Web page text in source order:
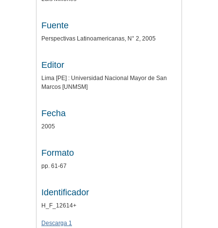
Fuente
Perspectivas Latinoamericanas, N° 2, 2005
Editor
Lima [PE] : Universidad Nacional Mayor de San
Marcos [UNMSM]
Fecha
2005
Formato
pp. 61-67
Identificador
H_F_12614+
Descarga 1